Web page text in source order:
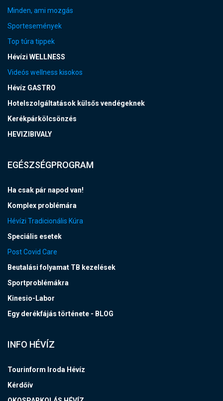
Minden, ami mozgás
Sportesemények
Top túra tippek
Hévízi WELLNESS
Videós wellness kisokos
Hévíz GASTRO
Hotelszolgáltatások külsős vendégeknek
Kerékpárkölcsönzés
HEVIZIBIVALY
EGÉSZSÉGPROGRAM
Ha csak pár napod van!
Komplex problémára
Hévízi Tradicionális Kúra
Speciális esetek
Post Covid Care
Beutalási folyamat TB kezelések
Sportproblémákra
Kinesio-Labor
Egy derékfájás története - BLOG
INFO HÉVÍZ
Tourinform Iroda Hévíz
Kérdőív